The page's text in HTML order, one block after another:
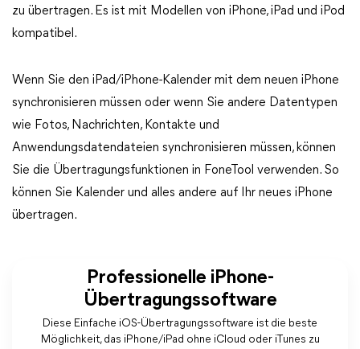
zu übertragen. Es ist mit Modellen von iPhone, iPad und iPod
kompatibel.
Wenn Sie den iPad/iPhone-Kalender mit dem neuen iPhone
synchronisieren müssen oder wenn Sie andere Datentypen
wie Fotos, Nachrichten, Kontakte und
Anwendungsdatendateien synchronisieren müssen, können
Sie die Übertragungsfunktionen in FoneTool verwenden. So
können Sie Kalender und alles andere auf Ihr neues iPhone
übertragen.
Professionelle iPhone-
Übertragungssoftware
Diese Einfache iOS-Übertragungssoftware ist die beste
Möglichkeit, das iPhone/iPad ohne iCloud oder iTunes zu